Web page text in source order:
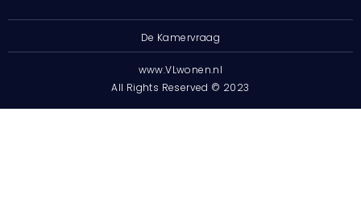
De Kamervraag
www.VLwonen.nl
All Rights Reserved © 2023